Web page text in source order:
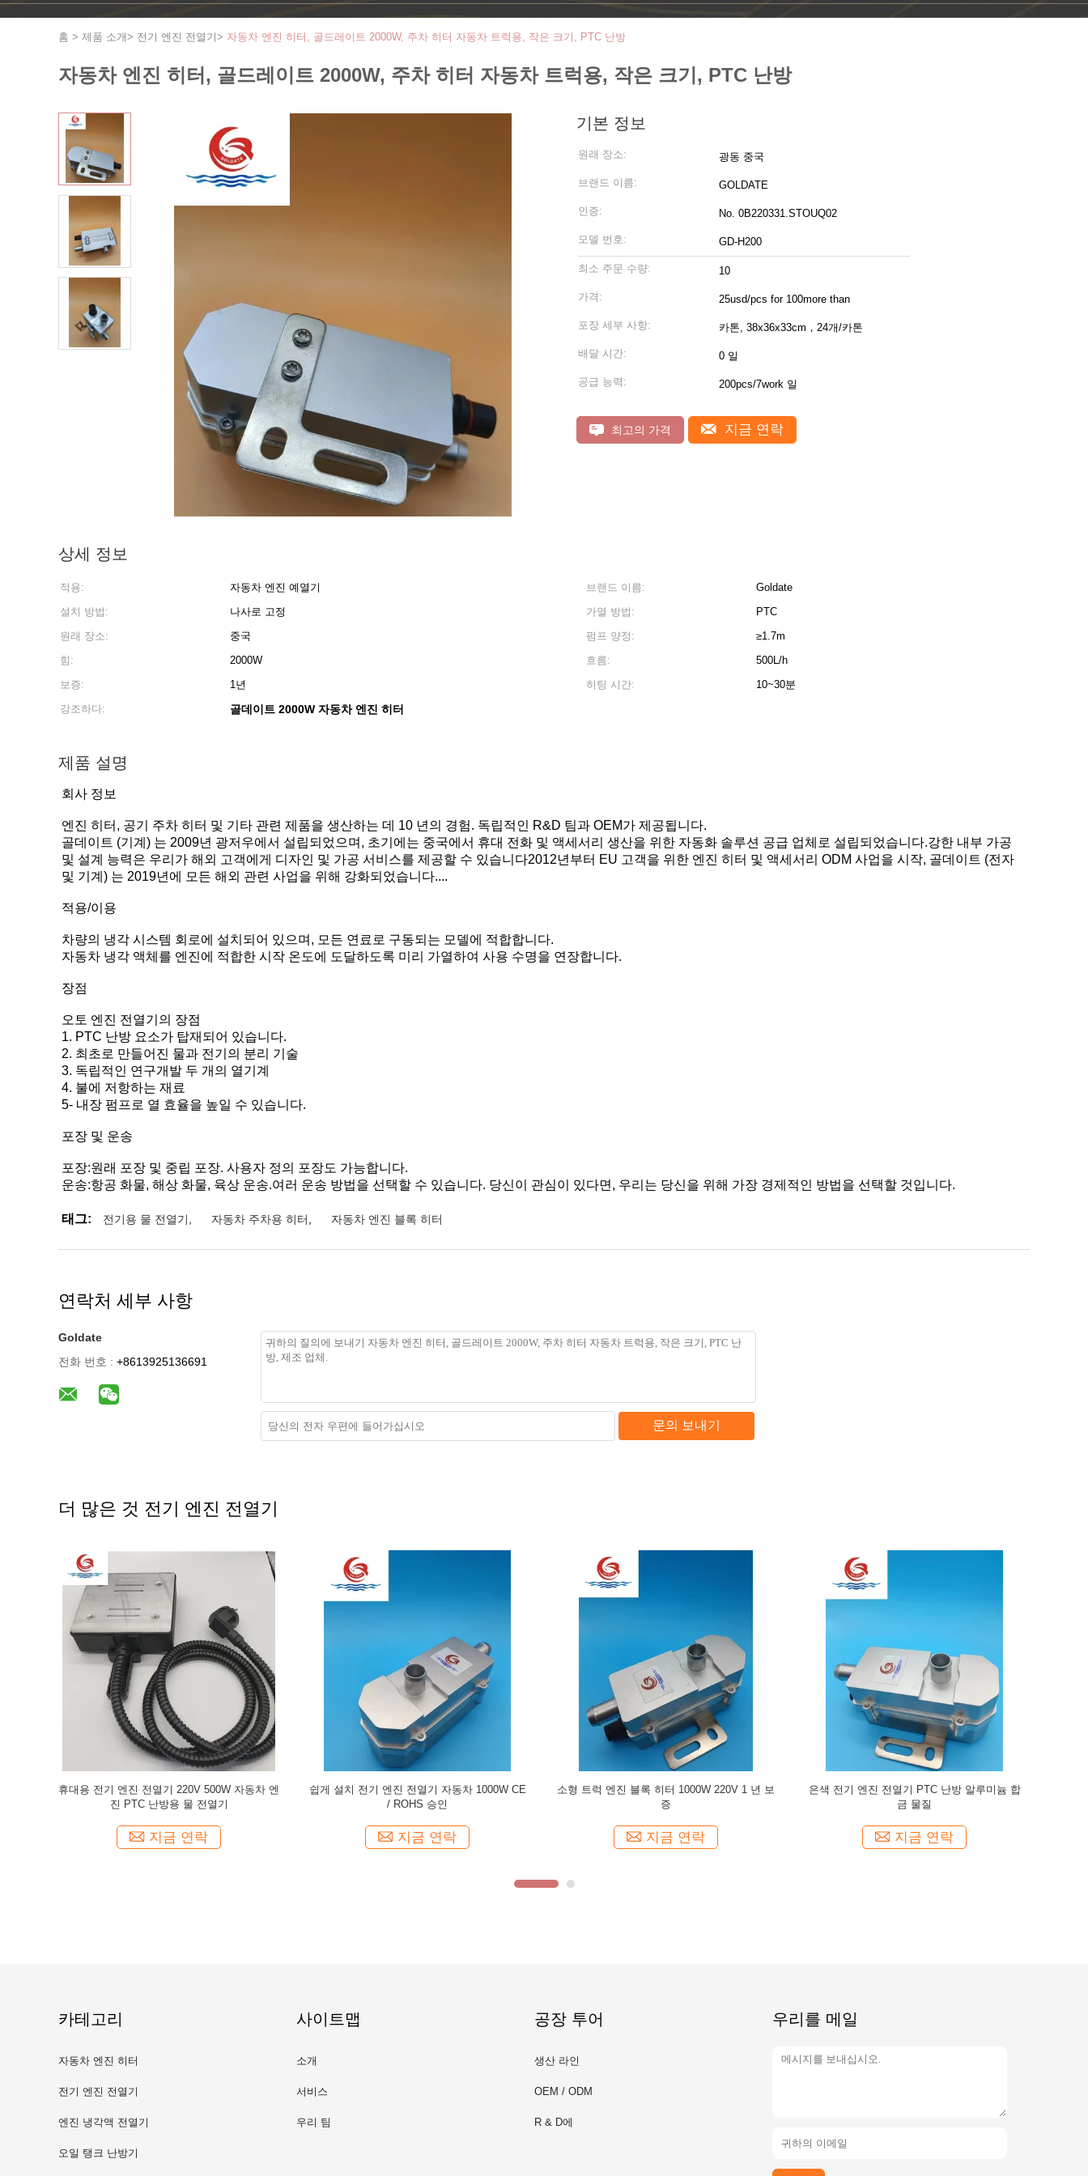
홈 > 제품 소개> 전기 엔진 전열기> 자동차 엔진 히터, 골드레이트 2000W, 주차 히터 자동차 트럭용, 작은 크기, PTC 난방
자동차 엔진 히터, 골드레이트 2000W, 주차 히터 자동차 트럭용, 작은 크기, PTC 난방
기본 정보
원래 장소: 광동 중국
브랜드 이름: GOLDATE
인증: No. 0B220331.STOUQ02
모델 번호: GD-H200
최소 주문 수량: 10
가격: 25usd/pcs for 100more than
포장 세부 사항: 카톤, 38x36x33cm，24개/카톤
배달 시간: 0 일
공급 능력: 200pcs/7work 일
최고의 가격 지금 연락
상세 정보
적용: 자동차 엔진 예열기 브랜드 이름:
Goldate
설치 방법:
나사로 고정 가열 방법:
PTC
원래 장소:
중국 펌프 양정:
≥1.7m
힘:
2000W 흐름:
500L/h
보증:
1년 히팅 시간:
10~30분
강조하다:
골데이트 2000W 자동차 엔진 히터
제품 설명
회사 정보
엔진 히터, 공기 주차 히터 및 기타 관련 제품을 생산하는 데 10 년의 경험. 독립적인 R&D 팀과 OEM가 제공됩니다.
골데이트 (기계) 는 2009년 광저우에서 설립되었으며, 초기에는 중국에서 휴대 전화 및 액세서리 생산을 위한 자동화 솔루션 공급 업체로 설립되었습니다.강한 내부 가공
및 설계 능력은 우리가 해외 고객에게 디자인 및 가공 서비스를 제공할 수 있습니다2012년부터 EU 고객을 위한 엔진 히터 및 액세서리 ODM 사업을 시작, 골데이트 (전자
및 기계) 는 2019년에 모든 해외 관련 사업을 위해 강화되었습니다....
적용/이용
차량의 냉각 시스템 회로에 설치되어 있으며, 모든 연료로 구동되는 모델에 적합합니다.
자동차 냉각 액체를 엔진에 적합한 시작 온도에 도달하도록 미리 가열하여 사용 수명을 연장합니다.
장점
오토 엔진 전열기의 장점
1. PTC 난방 요소가 탑재되어 있습니다.
2. 최초로 만들어진 물과 전기의 분리 기술
3. 독립적인 연구개발 두 개의 열기계
4. 불에 저항하는 재료
5- 내장 펌프로 열 효율을 높일 수 있습니다.
포장 및 운송
포장:원래 포장 및 중립 포장. 사용자 정의 포장도 가능합니다.
운송:항공 화물, 해상 화물, 육상 운송.여러 운송 방법을 선택할 수 있습니다. 당신이 관심이 있다면, 우리는 당신을 위해 가장 경제적인 방법을 선택할 것입니다.
태그: 전기용 물 전열기 자동차 주차용 히터 자동차 엔진 블록 히터
연락처 세부 사항
Goldate
전화 번호 : +8613925136691
문의 보내기
더 많은 것 전기 엔진 전열기
PTC 난방 자동차 엔진 블록 히터 500W 220v
강한 적용
지금 연락
자동차 / 트럭 전기 엔진 전열기 1000W 은색
지금 연락
빠른 난방 / PTC 난방 자동차 주차 난방 0.84kg
무게 1 년 보증
지금 연락
작은 크기의 전기 엔진 전열기 빠른 난방 알루
미늄 합금 물질
지금 연락
카테고리
자동차 엔진 히터
전기 엔진 전열기
엔진 냉각액 전열기
오일 탱크 난방기
사이트맵
소개
서비스
우리 팀
공장 투어
생산 라인
OEM / ODM
R & D에
우리를 메일